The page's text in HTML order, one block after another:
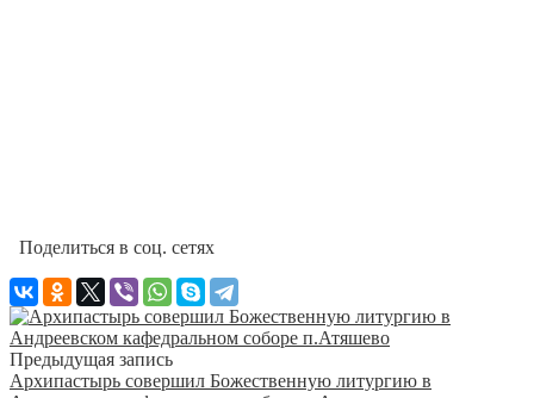
Поделиться в соц. сетях
Предыдущая запись
Архипастырь совершил Божественную литургию в